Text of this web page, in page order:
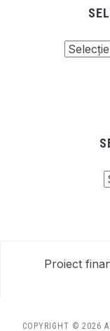
Proiect
COPYRIGHT © 2026